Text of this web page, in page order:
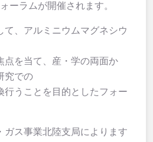
ーラムが開催されます。
て、アルミニウムマグネシウ
点を当て、産・学の両面か
究での
行うことを目的としたフォー
ガス事業北陸支局によります